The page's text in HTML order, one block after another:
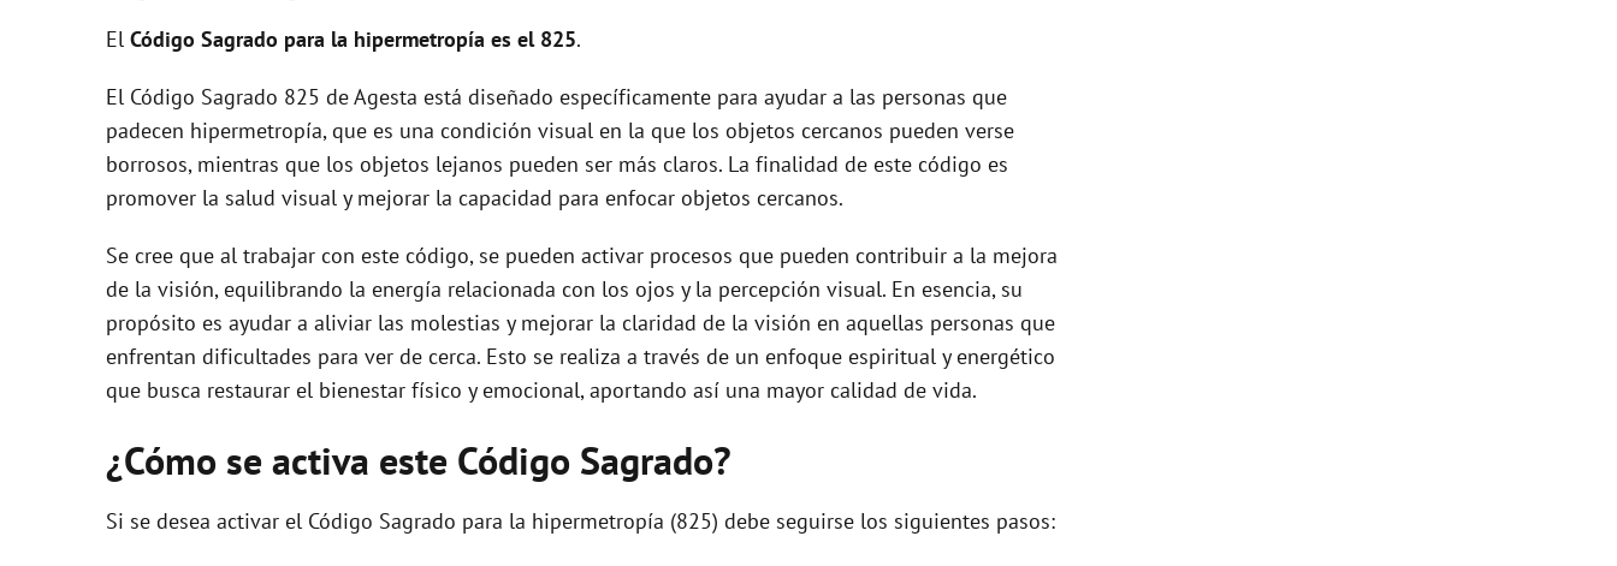
El Código Sagrado para la hipermetropía es el 825.
El Código Sagrado 825 de Agesta está diseñado específicamente para ayudar a las personas que
padecen hipermetropía, que es una condición visual en la que los objetos cercanos pueden verse
borrosos, mientras que los objetos lejanos pueden ser más claros. La finalidad de este código es
promover la salud visual y mejorar la capacidad para enfocar objetos cercanos.
Se cree que al trabajar con este código, se pueden activar procesos que pueden contribuir a la mejora
de la visión, equilibrando la energía relacionada con los ojos y la percepción visual. En esencia, su
propósito es ayudar a aliviar las molestias y mejorar la claridad de la visión en aquellas personas que
enfrentan dificultades para ver de cerca. Esto se realiza a través de un enfoque espiritual y energético
que busca restaurar el bienestar físico y emocional, aportando así una mayor calidad de vida.
¿Cómo se activa este Código Sagrado?
Si se desea activar el Código Sagrado para la hipermetropía (825) debe seguirse los siguientes pasos: